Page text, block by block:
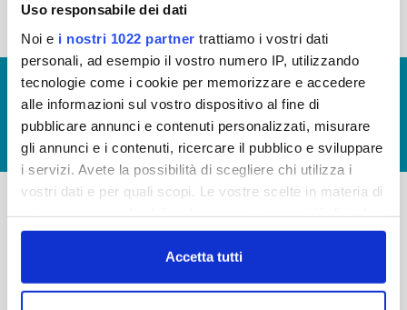
Uso responsabile dei dati
Noi e i nostri 1022 partner trattiamo i vostri dati
personali, ad esempio il vostro numero IP, utilizzando
tecnologie come i cookie per memorizzare e accedere
alle informazioni sul vostro dispositivo al fine di
pubblicare annunci e contenuti personalizzati, misurare
gli annunci e i contenuti, ricercare il pubblico e sviluppare
i servizi. Avete la possibilità di scegliere chi utilizza i
vostri dati e per quali scopi. Le vostre scelte in materia di
in cui avete effettuato le vostre scelte. È possibile
modificare o revocare il proprio consenso in qualsiasi
momento dalla Dichiarazione sui cookie o facendo clic
Accetta tutti
© Copyright 2017 - 2026
GLOSSARIO
GIUDICA IL SERVIZIO
LAVORA CON NOI
Via Villamagna 90/c -
-
FAQ
PRIVACY POLICY